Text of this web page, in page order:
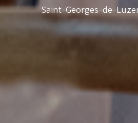
Saint-Georges-de-